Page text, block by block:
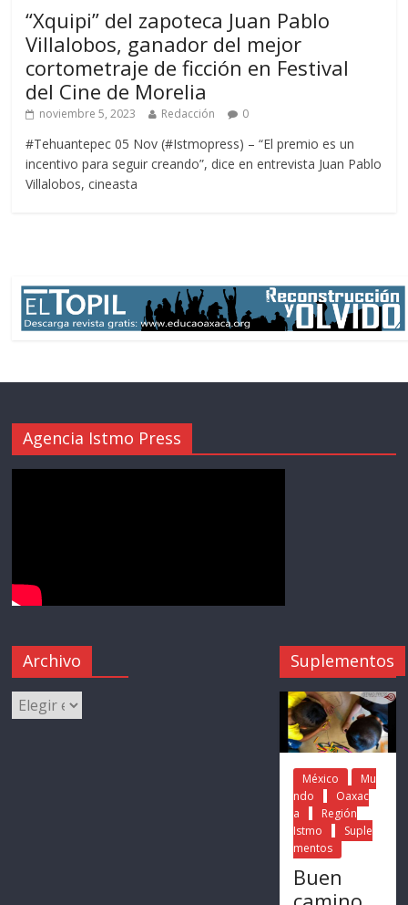
“Xquipi” del zapoteca Juan Pablo
Villalobos, ganador del mejor
cortometraje de ficción en Festival
del Cine de Morelia
noviembre 5, 2023 Redacción 0
#Tehuantepec 05 Nov (#Istmopress) – “El premio es un
incentivo para seguir creando”, dice en entrevista Juan Pablo
Villalobos, cineasta
Agencia Istmo Press
Archivo Suplementos
México
Mu
ndo
Oaxac
a
Región
Istmo
Suple
mentos
Buen